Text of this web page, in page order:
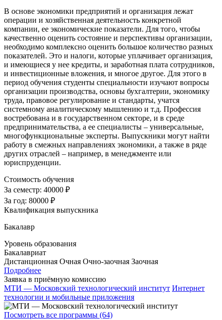
В основе экономики предприятий и организация лежат
операции и хозяйственная деятельность конкретной
компании, ее экономические показатели. Для того, чтобы
качественно оценить состояние и перспективы организации,
необходимо комплексно оценить большое количество разных
показателей. Это и налоги, которые уплачивает организация,
и имеющиеся у нее кредиты, и заработная плата сотрудников,
и инвестиционные вложения, и многое другое. Для этого в
период обучения студенты специальности изучают вопросы
организации производства, основы бухгалтерии, экономику
труда, правовое регулирование и стандарты, учатся
системному аналитическому мышлению и т.д. Профессия
востребована и в государственном секторе, и в среде
предпринимательства, а ее специалисты – универсальные,
многофункциональные эксперты. Выпускники могут найти
работу в смежных направлениях экономики, а также в ряде
других отраслей – например, в менеджменте или
юриспруденции.
Стоимость обучения
За семестр: 40000 ₽
За год: 80000 ₽
Квалификация выпускника
Бакалавр
Уровень образования
Бакалавриат
Дистанционная Очная Очно-заочная Заочная
Подробнее
Заявка в приёмную комиссию
МТИ — Московский технологический институт Интернет
технологии и мобильные приложения
Посмотреть все программы (64)